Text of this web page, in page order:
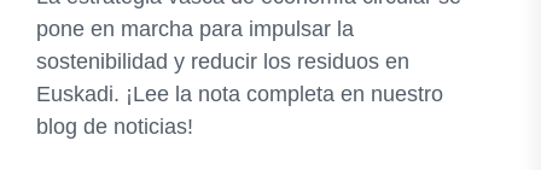
pone en marcha para impulsar la
sostenibilidad y reducir los residuos en
Euskadi. ¡Lee la nota completa en nuestro
blog de noticias!